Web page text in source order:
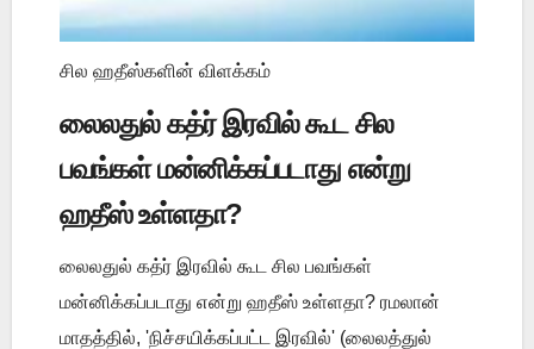
சில ஹதீஸ்களின் விளக்கம்
லைலதுல் கத்ர் இரவில் கூட சில
பவங்கள் மன்னிக்கப்படாது என்று
ஹதீஸ் உள்ளதா?
லைலதுல் கத்ர் இரவில் கூட சில பவங்கள்
மன்னிக்கப்படாது என்று ஹதீஸ் உள்ளதா? ரமலான்
மாதத்தில், 'நிச்சயிக்கப்பட்ட இரவில்' (லைலத்துல்